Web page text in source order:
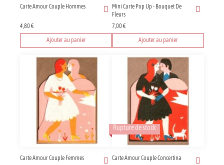
Carte Amour Couple Hommes
4,80€
Ajouter au panier
Mini Carte Pop Up - Bouquet De
Fleurs
7,00€
Ajouter au panier
Carte Amour Couple Femmes
Rupture de stock
Carte Amour Couple Concertina